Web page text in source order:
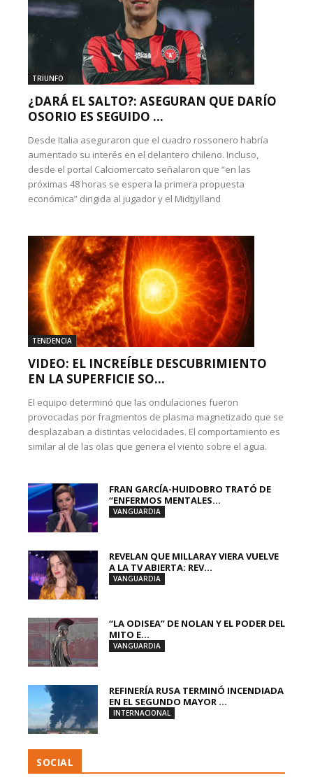
TRIUNFO
¿DARÁ EL SALTO?: ASEGURAN QUE DARÍO
OSORIO ES SEGUIDO ...
Desde Italia aseguraron que el cuadro rossonero habría
aumentado su interés en el delantero chileno. Incluso,
desde el portal Calciomercato señalaron que “en las
próximas 48 horas se espera la primera propuesta
económica” dirigida al jugador y el Midtjylland
TENDENCIA
VIDEO: EL INCREÍBLE DESCUBRIMIENTO
EN LA SUPERFICIE SO...
El equipo determinó que las ondulaciones fueron
provocadas por fragmentos de plasma magnetizado que se
desplazaban a distintas velocidades. El comportamiento es
similar al de las olas que genera el viento sobre el agua.
FRAN GARCÍA-HUIDOBRO TRATÓ DE
“ENFERMOS MENTALES...
VANGUARDIA
REVELAN QUE MILLARAY VIERA VUELVE
A LA TV ABIERTA: REV...
VANGUARDIA
“LA ODISEA” DE NOLAN Y EL PODER DEL
MITO E...
VANGUARDIA
REFINERÍA RUSA TERMINÓ INCENDIADA
EN EL SEGUNDO MAYOR ...
INTERNACIONAL
SOCIAL